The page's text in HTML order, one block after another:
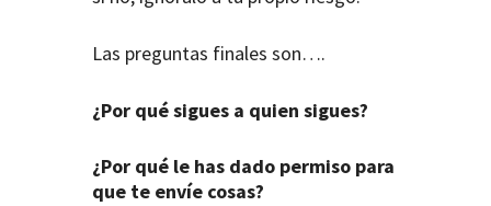
Las preguntas finales son….
¿Por qué sigues a quien sigues?
¿Por qué le has dado permiso para
que te envíe cosas?